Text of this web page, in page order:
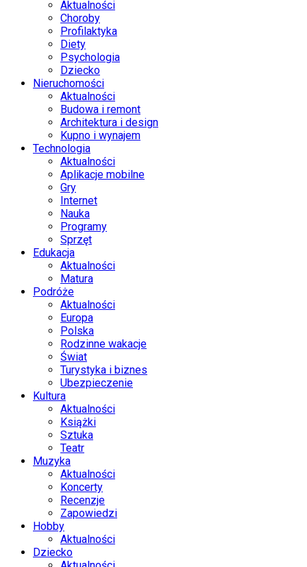
Aktualności
Choroby
Profilaktyka
Diety
Psychologia
Dziecko
Nieruchomości
Aktualności
Budowa i remont
Architektura i design
Kupno i wynajem
Technologia
Aktualności
Aplikacje mobilne
Gry
Internet
Nauka
Programy
Sprzęt
Edukacja
Aktualności
Matura
Podróże
Aktualności
Europa
Polska
Rodzinne wakacje
Świat
Turystyka i biznes
Ubezpieczenie
Kultura
Aktualności
Książki
Sztuka
Teatr
Muzyka
Aktualności
Koncerty
Recenzje
Zapowiedzi
Hobby
Aktualności
Dziecko